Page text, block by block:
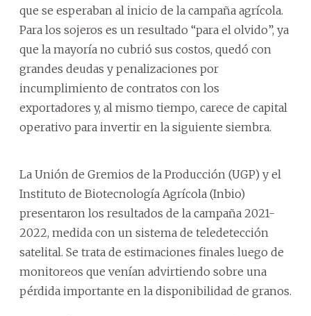
que se esperaban al inicio de la campaña agrícola.
Para los sojeros es un resultado “para el olvido”, ya
que la mayoría no cubrió sus costos, quedó con
grandes deudas y penalizaciones por
incumplimiento de contratos con los
exportadores y, al mismo tiempo, carece de capital
operativo para invertir en la siguiente siembra.
La Unión de Gremios de la Producción (UGP) y el
Instituto de Biotecnología Agrícola (Inbio)
presentaron los resultados de la campaña 2021-
2022, medida con un sistema de teledetección
satelital. Se trata de estimaciones finales luego de
monitoreos que venían advirtiendo sobre una
pérdida importante en la disponibilidad de granos.